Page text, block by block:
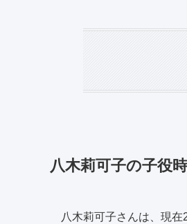
八木莉可子の子役
八木莉可子さんは、現